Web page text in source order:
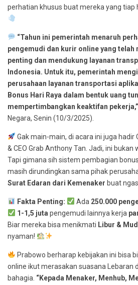
perhatian khusus buat mereka yang tiap
“Tahun ini pemerintah menaruh
pengemudi dan kurir online yang
penting dan mendukung layanan
Indonesia. Untuk itu, pemerintah
perusahaan layanan transportasi
Bonus Hari Raya dalam bentuk uang
mempertimbangkan keaktifan pekerja,”
Negara, Senin (10/3/2025).
Gak main-main, di acara ini juga hadir
& CEO Grab Anthony Tan. Jadi, ini bukan
Tapi gimana sih sistem pembagian
masih dirundingkan sama pihak
Surat Edaran dari Kemenaker buat
Fakta Penting: Ada 250.000
1-1,5 juta pengemudi lainnya kerja
Biar mereka bisa menikmati Libur &
nyaman!
Prabowo berharap kebijakan ini bisa
online ikut merasakan suasana Lebaran
bahagia. “Kepada Menaker, Menhub,